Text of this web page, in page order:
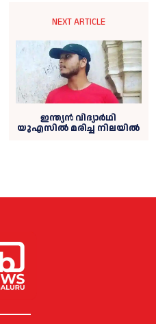
NEXT ARTICLE
ഇന്ത്യൻ വിദ്യാര്‍ഥി
യുഎസില്‍ മരിച്ച നിലയില്‍